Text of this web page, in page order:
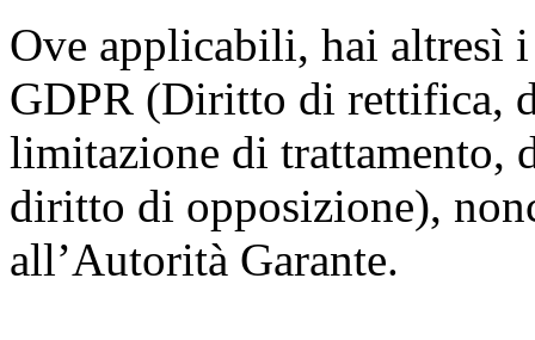
Ove applicabili, hai
GDPR (Diritto di rettifica,
limitazione di trattamento,
diritto di opposizione),
all’Autorità Garante.